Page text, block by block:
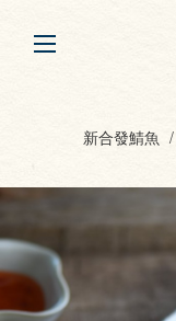
新合發鯖魚